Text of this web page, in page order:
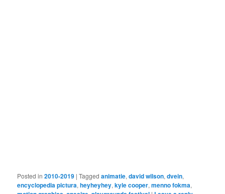
Posted in 2010-2019 |Tagged animatie,david wilson,dvein,
encyclopedia pictura,heyheyhey,kyle cooper,menno fokma,